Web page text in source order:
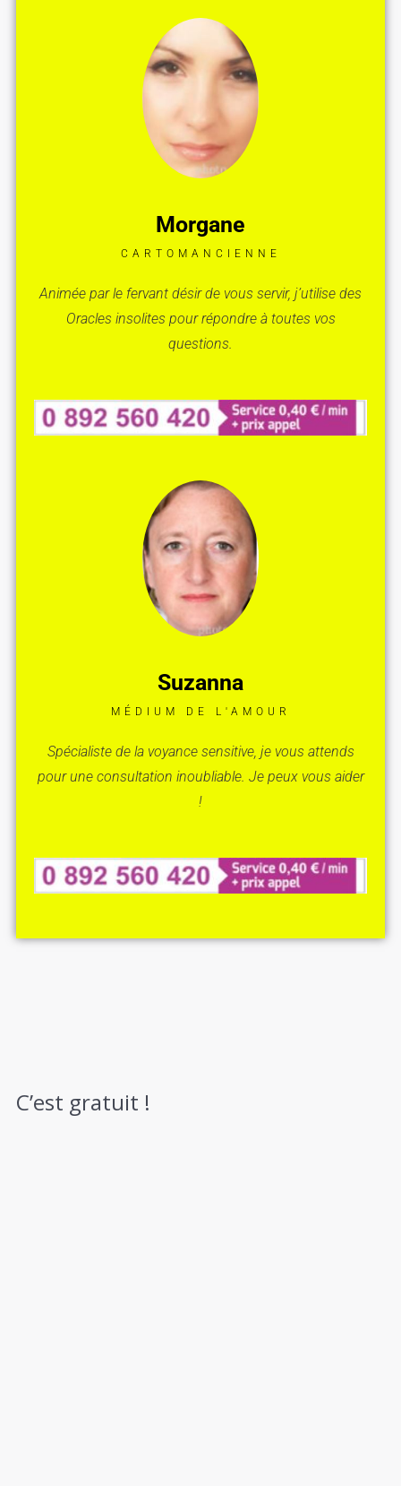
Morgane
CARTOMANCIENNE
Animée par le fervant désir de vous servir, j’utilise des
Oracles insolites pour répondre à toutes vos
questions.
Suzanna
MÉDIUM DE L'AMOUR
Spécialiste de la voyance sensitive, je vous attends
pour une consultation inoubliable. Je peux vous aider
!
C’est gratuit !